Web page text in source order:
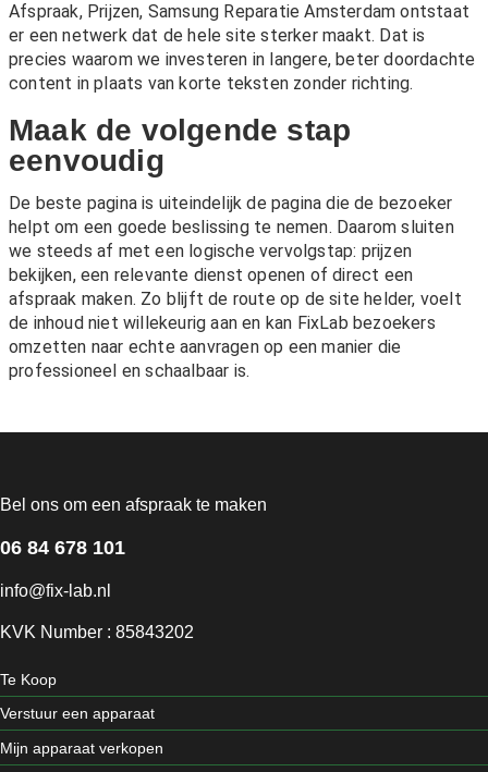
Afspraak, Prijzen, Samsung Reparatie Amsterdam ontstaat
er een netwerk dat de hele site sterker maakt. Dat is
precies waarom we investeren in langere, beter doordachte
content in plaats van korte teksten zonder richting.
Maak de volgende stap
eenvoudig
De beste pagina is uiteindelijk de pagina die de bezoeker
helpt om een goede beslissing te nemen. Daarom sluiten
we steeds af met een logische vervolgstap: prijzen
bekijken, een relevante dienst openen of direct een
afspraak maken. Zo blijft de route op de site helder, voelt
de inhoud niet willekeurig aan en kan FixLab bezoekers
omzetten naar echte aanvragen op een manier die
professioneel en schaalbaar is.
Bel ons om een afspraak te maken
06 84 678 101
info@fix-lab.nl
KVK Number : 85843202
Te Koop
Verstuur een apparaat
Mijn apparaat verkopen